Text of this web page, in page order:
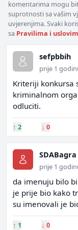
komentarima mogu
suprotnosti sa vašim
uvjerenjima. Svaki
sa Pravilima i
sefpbbih
prije 1
Kriteriji konkursa
kriminalnom
odluciti.
↑ 2 ↓ 0
SDABagra
prije 1
da imenuju bilo
je prije bio kako
su imenovali je
↑ 1 ↓ 0